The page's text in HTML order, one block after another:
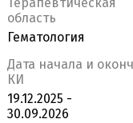
Терапевтическая
область
Гематология
Дата начала и
КИ
19.12.2025 -
30.09.2026